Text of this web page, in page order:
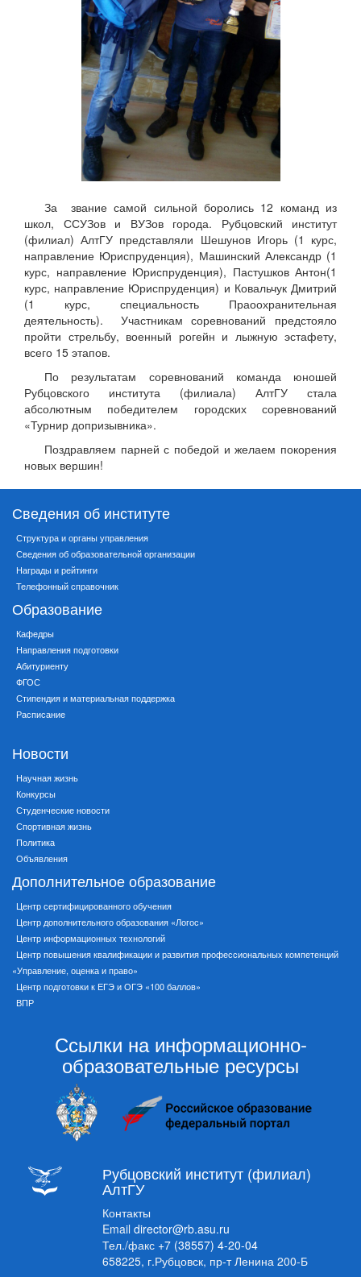
За звание самой сильной боролись 12 команд из
школ, ССУЗов и ВУЗов города. Рубцовский институт
(филиал) АлтГУ представляли Шешунов Игорь (1 курс,
направление Юриспруденция), Машинский Александр (1
курс, направление Юриспруденция), Пастушков Антон(1
курс, направление Юриспруденция) и Ковальчук Дмитрий
(1 курс, специальность Праоохранительная
деятельность). Участникам соревнований предстояло
пройти стрельбу, военный рогейн и лыжную эстафету,
всего 15 этапов.
По результатам соревнований команда юношей
Рубцовского института (филиала) АлтГУ стала
абсолютным победителем городских соревнований
«Турнир допризывника».
Поздравляем парней с победой и желаем покорения
новых вершин!
Сведения об институте
Структура и органы управления
Сведения об образовательной организации
Награды и рейтинги
Телефонный справочник
Образование
Кафедры
Направления подготовки
Абитуриенту
ФГОС
Стипендия и материальная поддержка
Расписание
Новости
Научная жизнь
Конкурсы
Студенческие новости
Спортивная жизнь
Политика
Объявления
Дополнительное образование
Центр сертифицированного обучения
Центр дополнительного образования «Логос»
Центр информационных технологий
Центр повышения квалификации и развития профессиональных компетенций
«Управление, оценка и право»
Центр подготовки к ЕГЭ и ОГЭ «100 баллов»
ВПР
Ссылки на информационно-
образовательные ресурсы
Рубцовский институт (филиал)
АлтГУ
Контакты
Email director@rb.asu.ru
Тел./факс +7 (38557) 4-20-04
658225, г.Рубцовск, пр-т Ленина 200-Б